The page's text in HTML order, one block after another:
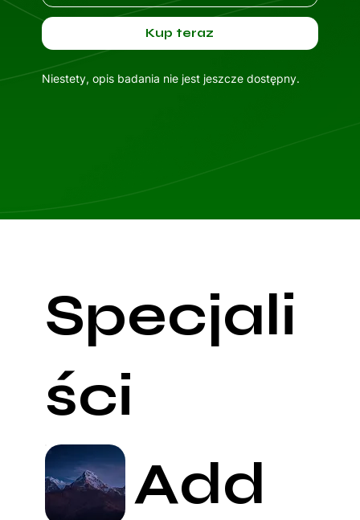
Kup teraz
Niestety, opis badania nie jest jeszcze dostępny.
Specjali
ści
Add